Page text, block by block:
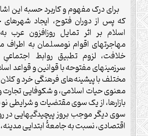
برای درک مفهوم و کاربرد حسبه این
که پس از دوران فتوح، ایجاد
اسلام بر اثر تمایل روزافزون عرب
مهاجرتهای اقوام نومسلمان به
خلافت، لزوم تطبیق روابط
سرزمینهای مفتوحه با قوانین و قواعد
مختلف با پیشینه‌های فرهنگی خرد و
معنوی حیات اسلامی، و شکوفایی تجارت
بازارها، از یک سوی مقتضیات و شرایطی نو
سوی دیگر موجب بروز پیچیدگیهایی در
اقتصادی، نسبت به جامعۀ ابتدایی